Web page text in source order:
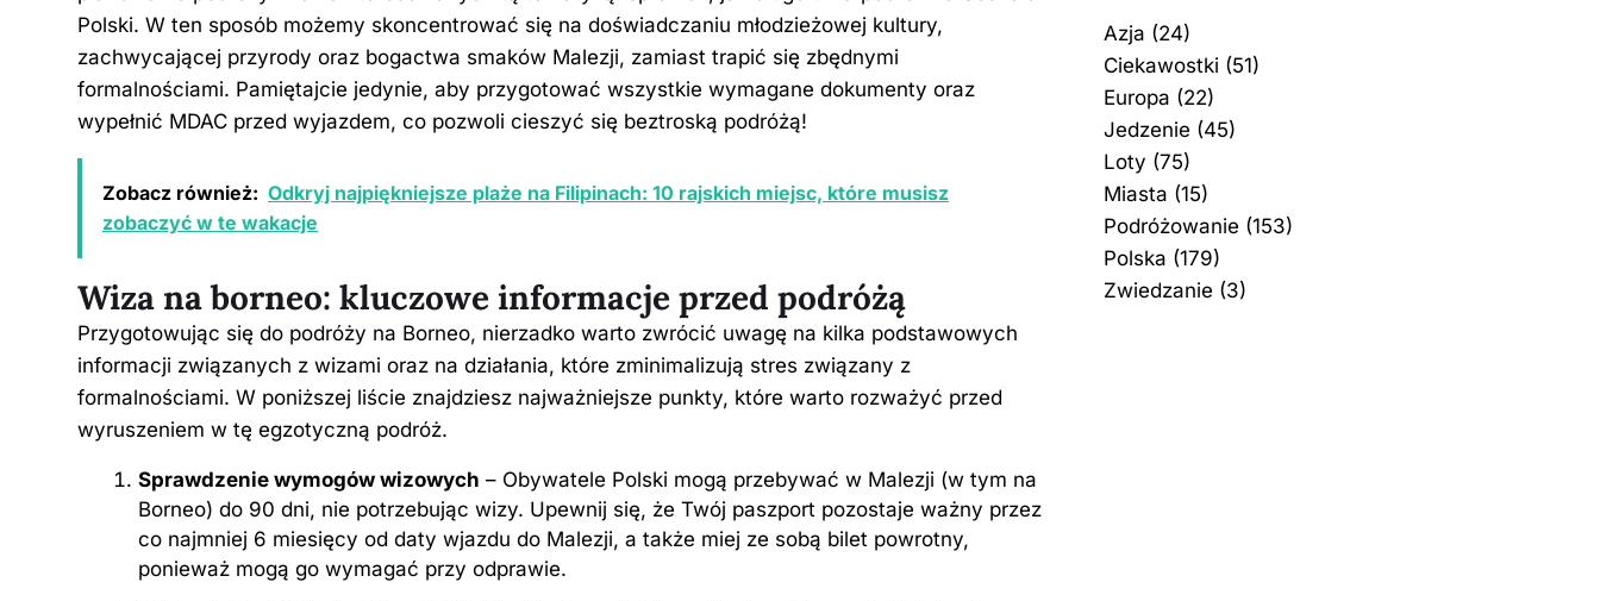
Polski. W ten sposób możemy skoncentrować się na doświadczaniu młodzieżowej kultury,
zachwycającej przyrody oraz bogactwa smaków Malezji, zamiast trapić się zbędnymi
formalnościami. Pamiętajcie jedynie, aby przygotować wszystkie wymagane dokumenty oraz
wypełnić MDAC przed wyjazdem, co pozwoli cieszyć się beztroską podróżą!
Zobacz również: Odkryj najpiękniejsze plaże na Filipinach: 10 rajskich miejsc, które musisz
zobaczyć w te wakacje
Wiza na borneo: kluczowe informacje przed podróżą
Przygotowując się do podróży na Borneo, nierzadko warto zwrócić uwagę na kilka podstawowych
informacji związanych z wizami oraz na działania, które zminimalizują stres związany z
formalnościami. W poniższej liście znajdziesz najważniejsze punkty, które warto rozważyć przed
wyruszeniem w tę egzotyczną podróż.
Sprawdzenie wymogów wizowych – Obywatele Polski mogą przebywać w Malezji (w tym na
Borneo) do 90 dni, nie potrzebując wizy. Upewnij się, że Twój paszport pozostaje ważny przez
co najmniej 6 miesięcy od daty wjazdu do Malezji, a także miej ze sobą bilet powrotny,
ponieważ mogą go wymagać przy odprawie.
Azja (24)
Ciekawostki (51)
Europa (22)
Jedzenie (45)
Loty (75)
Miasta (15)
Podróżowanie (153)
Polska (179)
Zwiedzanie (3)